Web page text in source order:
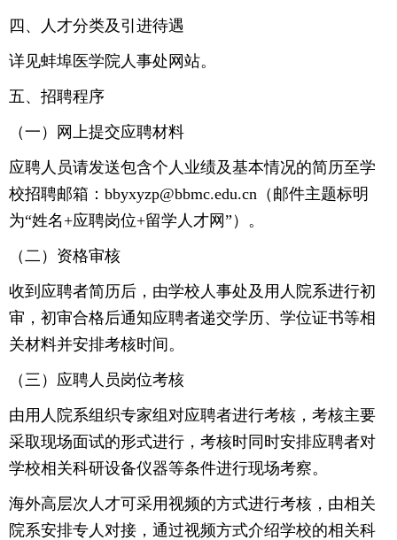
四、人才分类及引进待遇
详见蚌埠医学院人事处网站。
五、招聘程序
（一）网上提交应聘材料
应聘人员请发送包含个人业绩及基本情况的简历至学
校招聘邮箱：bbyxyzp@bbmc.edu.cn（邮件主题标明
为“姓名+应聘岗位+留学人才网”）。
（二）资格审核
收到应聘者简历后，由学校人事处及用人院系进行初
审，初审合格后通知应聘者递交学历、学位证书等相
关材料并安排考核时间。
（三）应聘人员岗位考核
由用人院系组织专家组对应聘者进行考核，考核主要
采取现场面试的形式进行，考核时同时安排应聘者对
学校相关科研设备仪器等条件进行现场考察。
海外高层次人才可采用视频的方式进行考核，由相关
院系安排专人对接，通过视频方式介绍学校的相关科